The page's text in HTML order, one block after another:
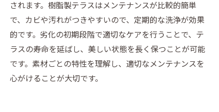
されます。樹脂製テラスはメンテナンスが比較的簡単
で、カビや汚れがつきやすいので、定期的な洗浄が効果
的です。劣化の初期段階で適切なケアを行うことで、テ
ラスの寿命を延ばし、美しい状態を長く保つことが可能
です。素材ごとの特性を理解し、適切なメンテナンスを
心がけることが大切です。